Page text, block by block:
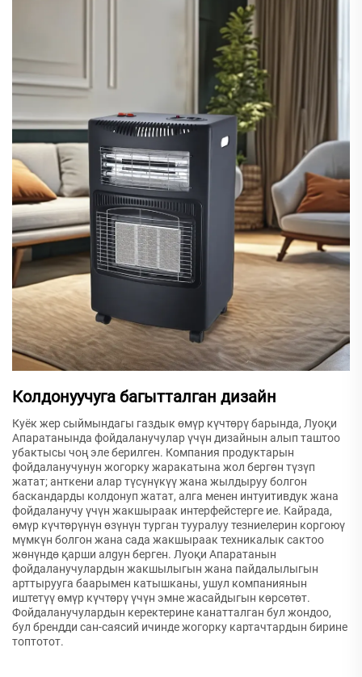
Колдонуучуга багытталган дизайн
Куёк жер сыймындагы газдык өмүр күчтөрү барында, Луоқи
Апаратанында фойдаланучулар үчүн дизайнын алып таштоо
убактысы чоң эле берилген. Компания продуктарын
фойдаланучунун жогорку жаракатына жол бергөн түзүп
жатат; анткени алар түсүнүкүү жана жылдыруу болгон
баскандарды колдонуп жатат, алга менен интуитивдук жана
фойдаланучу үчүн жакшыраак интерфейстерге ие. Кайрада,
өмүр күчтөрүнүн өзүнүн турган тууралуу тезниелерин коргоюү
мүмкүн болгон жана сада жакшыраак техникалык сактоо
жөнүндө қарши алgyн берген. Луоқи Апаратанын
фойдаланучулардын жакшылыгын жана пайдалылыгын
арттырууга баарымен катышканы, ушул компаниянын
иштетүү өмүр күчтөрү үчүн эмне жасайдыгын көрсөтөт.
Фойдаланучулардын керектерине канатталган бул жондоо,
бул брендди сан-саясий ичинде жогорку картачтардын бирине
топтотот.